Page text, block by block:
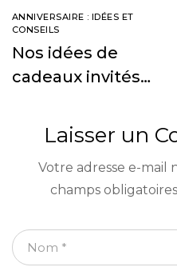
ANNIVERSAIRE : IDÉES ET
CONSEILS
Nos idées de
cadeaux invités
anniversaire
petites voitures
Laisser un
Votre adresse e-mail
champs